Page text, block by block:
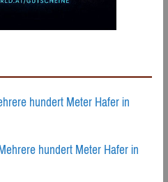
hundert Meter Hafer in
hundert Meter Hafer in